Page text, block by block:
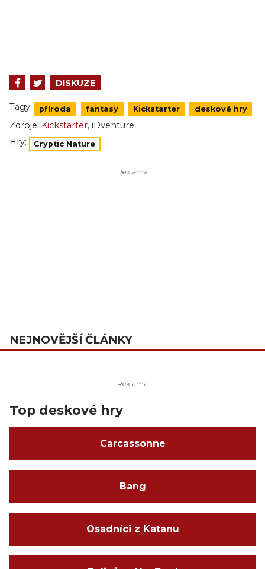
DISKUZE
Tagy: příroda fantasy Kickstarter deskové hry
Zdroje: Kickstarter, iDventure
Hry:
Cryptic Nature
NEJNOVĚJŠÍ ČLÁNKY
Top deskové hry
Carcassonne
Bang
Osadníci z Katanu